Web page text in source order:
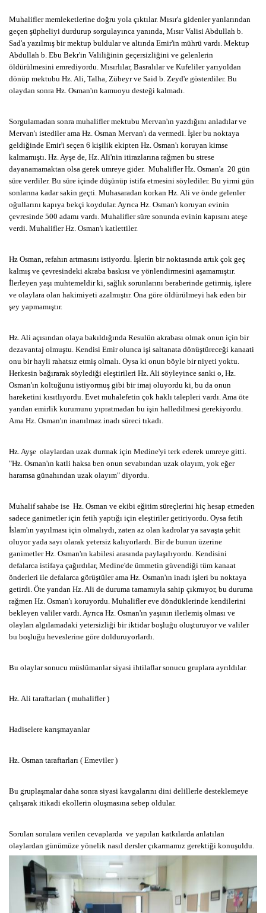
Muhalifler memleketlerine doğru yola çıktılar. Mısır'a gidenler yanlarından
geçen şüpheliyi durdurup sorgulayınca yanında, Mısır Valisi Abdullah b.
Sad'a yazılmış bir mektup buldular ve altında Emir'in mührü vardı. Mektup
Abdullah b. Ebu Bekr'in Valiliğinin geçersizliğini ve gelenlerin
öldürülmesini emrediyordu. Mısırlılar, Basralılar ve Kufeliler yarıyoldan
dönüp mektubu Hz. Ali, Talha, Zübeyr ve Said b. Zeyd'e gösterdiler. Bu
olaydan sonra Hz. Osman'ın kamuoyu desteği kalmadı.
Sorgulamadan sonra muhalifler mektubu Mervan'ın yazdığını anladılar ve
Mervan'ı istediler ama Hz. Osman Mervan'ı da vermedi. İşler bu noktaya
geldiğinde Emir'i seçen 6 kişilik ekipten Hz. Osman'ı koruyan kimse
kalmamıştı. Hz. Ayşe de, Hz. Ali'nin itirazlarına rağmen bu strese
dayanamamaktan olsa gerek umreye gider. Muhalifler Hz. Osman'a 20 gün
süre verdiler. Bu süre içinde düşünüp istifa etmesini söylediler. Bu yirmi gün
sonlarına kadar sakin geçti. Muhasaradan korkan Hz. Ali ve önde gelenler
oğullarını kapıya bekçi koydular. Ayrıca Hz. Osman'ı koruyan evinin
çevresinde 500 adamı vardı. Muhalifler süre sonunda evinin kapısını ateşe
verdi. Muhalifler Hz. Osman'ı katlettiler.
Hz Osman, refahın artmasını istiyordu. İşlerin bir noktasında artık çok geç
kalmış ve çevresindeki akraba baskısı ve yönlendirmesini aşamamıştır.
İlerleyen yaşı muhtemeldir ki, sağlık sorunlarını beraberinde getirmiş, işlere
ve olaylara olan hakimiyeti azalmıştır. Ona göre öldürülmeyi hak eden bir
şey yapmamıştır.
Hz. Ali açısından olaya bakıldığında Resulün akrabası olmak onun için bir
dezavantaj olmuştu. Kendisi Emir olunca işi saltanata dönüştüreceği kanaati
onu bir hayli rahatsız etmiş olmalı. Oysa ki onun böyle bir niyeti yoktu.
Herkesin bağırarak söylediği eleştirileri Hz. Ali söyleyince sanki o, Hz.
Osman'ın koltuğunu istiyormuş gibi bir imaj oluyordu ki, bu da onun
hareketini kısıtlıyordu. Evet muhalefetin çok haklı talepleri vardı. Ama öte
yandan emirlik kurumunu yıpratmadan bu işin halledilmesi gerekiyordu.
Ama Hz. Osman'ın inanılmaz inadı süreci tıkadı.
Hz. Ayşe olaylardan uzak durmak için Medine'yi terk ederek umreye gitti.
"Hz. Osman'ın katli haksa ben onun sevabından uzak olayım, yok eğer
haramsa günahından uzak olayım" diyordu.
Muhalif sahabe ise Hz. Osman ve ekibi eğitim süreçlerini hiç hesap etmeden
sadece ganimetler için fetih yaptığı için eleştiriler getiriyordu. Oysa fetih
İslam'ın yayılması için olmalıydı, zaten az olan kadrolar ya savaşta şehit
oluyor yada sayı olarak yetersiz kalıyorlardı. Bir de bunun üzerine
ganimetler Hz. Osman'ın kabilesi arasında paylaşılıyordu. Kendisini
defalarca istifaya çağırdılar, Medine'de ümmetin güvendiği tüm kanaat
önderleri ile defalarca görüştüler ama Hz. Osman'ın inadı işleri bu noktaya
getirdi. Öte yandan Hz. Ali de duruma tamamıyla sahip çıkmıyor, bu duruma
rağmen Hz. Osman'ı koruyordu. Muhalifler eve döndüklerinde kendilerini
bekleyen valiler vardı. Ayrıca Hz. Osman'ın yaşının ilerlemiş olması ve
olayları algılamadaki yetersizliği bir iktidar boşluğu oluşturuyor ve valiler
bu boşluğu heveslerine göre dolduruyorlardı.
Bu olaylar sonucu müslümanlar siyasi ihtilaflar sonucu gruplara ayrıldılar.
Hz. Ali taraftarları ( muhalifler )
Hadiselere karışmayanlar
Hz. Osman taraftarları ( Emeviler )
Bu gruplaşmalar daha sonra siyasi kavgalarını dini delillerle desteklemeye
çalışarak itikadi ekollerin oluşmasına sebep oldular.
Sorulan sorulara verilen cevaplarda ve yapılan katkılarda anlatılan
olaylardan günümüze yönelik nasıl dersler çıkarmamız gerektiği konuşuldu.